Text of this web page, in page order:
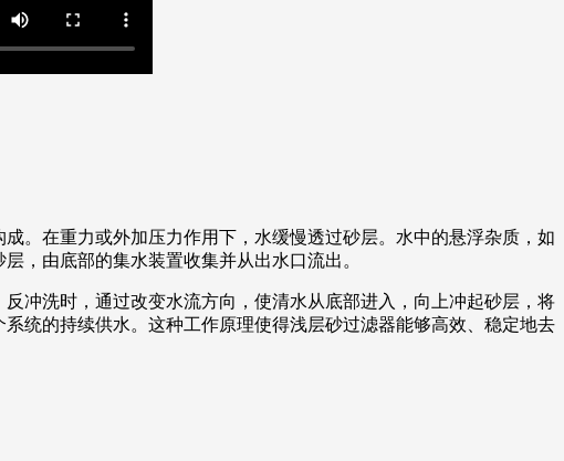
。在重力或外加压力作用下，水缓慢透过砂层。水中的悬浮杂质，如
，由底部的集水装置收集并从出水口流出。
冲洗时，通过改变水流方向，使清水从底部进入，向上冲起砂层，将
统的持续供水。这种工作原理使得浅层砂过滤器能够高效、稳定地去